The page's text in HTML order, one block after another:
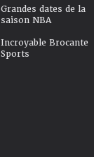
Grandes dates de la
saison NBA
Incroyable Brocante
Sports